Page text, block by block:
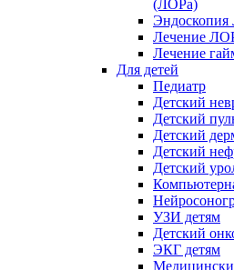
(ЛОРа)
Эндоскопия
Лечение
Лечение
Для детей
Педиатр
Детский
Детский
Детский
Детский
Детский
УЗИ детям
Детский
ЭКГ детям